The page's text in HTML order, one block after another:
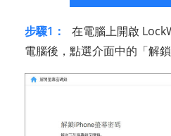
步驟1：
在電腦上開啟
電腦後，點選介面中的「解